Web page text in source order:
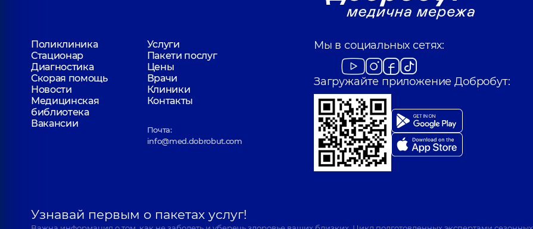
Поликлиника
Услуги
Стационар
Пакети послуг
Диагностика
Цены
Скорая помощь
Врачи
Новости
Клиники
Медицинская
библиотека
Контакты
Вакансии
Почта:
info@med.dobrobut.com
Мы в социальных сетях:
Загружайте приложение Добробут:
Узнавай первым о пакетах услуг!